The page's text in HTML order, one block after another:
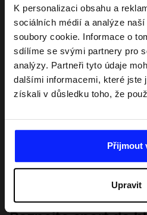
K personalizaci obsahu a
sociálních médií a analýze
soubory cookie. Informace o
sdílíme se svými partnery pro
analýzy. Partneři tyto údaje
dalšími informacemi, které jste
získali v důsledku toho, že
Přijmout
Upravit